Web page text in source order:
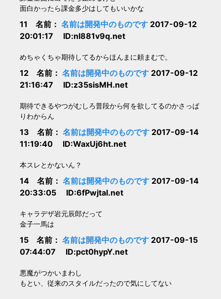
面白かったら課金多少はしてもいいかな
11 名前： 名前は開発中のものです 2017-09-12
20:01:17 ID:nI881v9q.net
めちゃくちゃ期待してるからほんまに頼まむで。
12 名前： 名前は開発中のものです 2017-09-12
21:16:47 ID:z35sisMH.net
期待できるやつがむしろ普段から何を欲してるのかさっぱ
りわからん
13 名前： 名前は開発中のものです 2017-09-14
11:19:40 ID:WaxUj6ht.net
本スレとかないん？
14 名前： 名前は開発中のものです 2017-09-14
20:33:05 ID:6fPwjtal.net
キャラデザ岩元辰郎だって
金子一馬は
15 名前： 名前は開発中のものです 2017-09-15
07:44:07 ID:pct0hypY.net
悪魔がつかいまわし
もとい、従来のスタイルだったので気にしてない